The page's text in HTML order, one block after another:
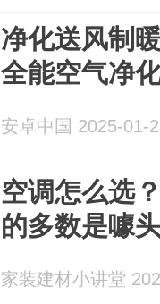
净化送风制
全能空气净
安卓中国 2025-01-
空调怎么选
的多数是噱
家装建材小讲堂